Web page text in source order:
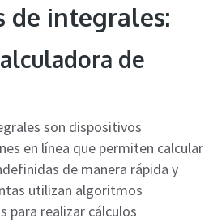
de integrales:
de
son dispositivos
en línea que permiten calcular
de manera rápida y
utilizan algoritmos
para realizar cálculos